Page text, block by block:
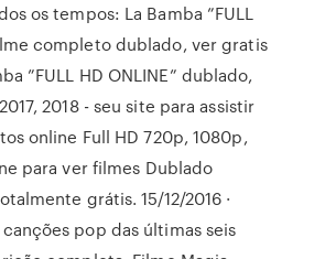
os tempos: La Bamba ”FULL
completo dublado, ver gratis
”FULL HD ONLINE” dublado,
2018 - seu site para assistir
online Full HD 720p, 1080p,
para ver filmes Dublado
grátis. 15/12/2016 ·
pop das últimas seis